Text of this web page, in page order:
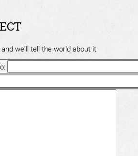
we'll tell the world about it